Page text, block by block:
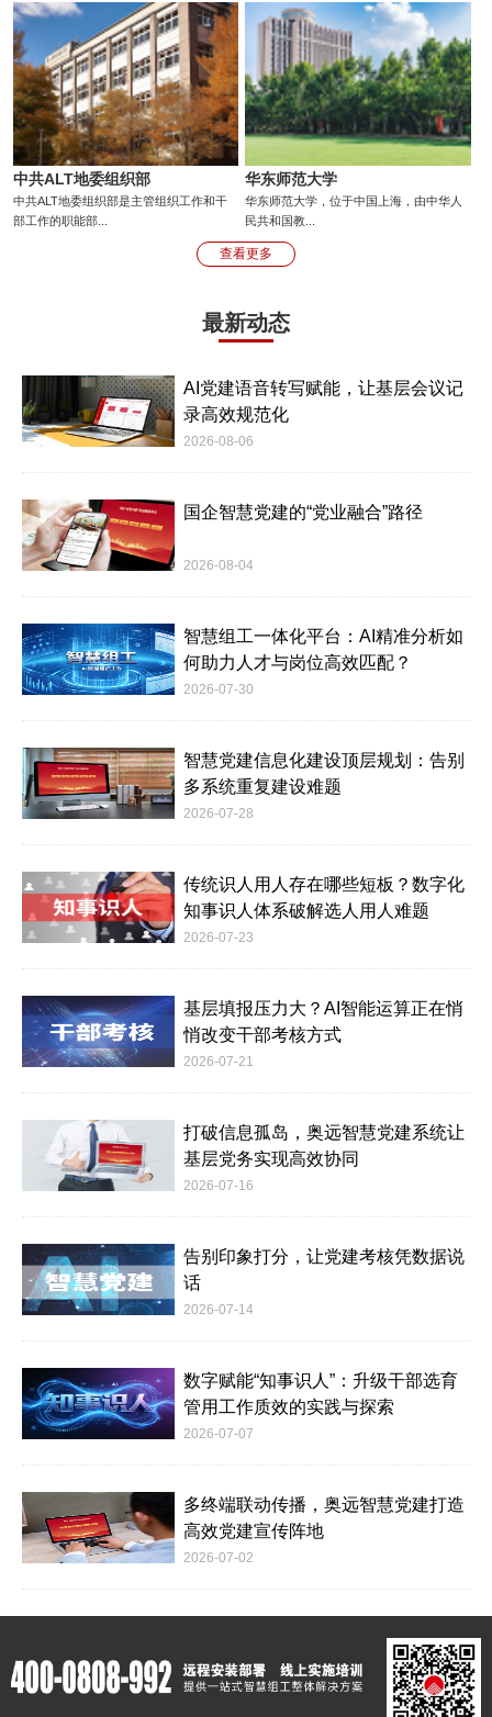
中共ALT地委组织部
中共ALT地委组织部是主管组织工作和干
部工作的职能部...
华东师范大学
华东师范大学，位于中国上海，由中华人
民共和国教...
查看更多
最新动态
AI党建语音转写赋能，让基层会议记
录高效规范化
2026-08-06
国企智慧党建的“党业融合”路径
2026-08-04
智慧组工一体化平台：AI精准分析如
何助力人才与岗位高效匹配？
2026-07-30
智慧党建信息化建设顶层规划：告别
多系统重复建设难题
2026-07-28
传统识人用人存在哪些短板？数字化
知事识人体系破解选人用人难题
2026-07-23
基层填报压力大？AI智能运算正在悄
悄改变干部考核方式
2026-07-21
打破信息孤岛，奥远智慧党建系统让
基层党务实现高效协同
2026-07-16
告别印象打分，让党建考核凭数据说
话
2026-07-14
数字赋能“知事识人”：升级干部选育
管用工作质效的实践与探索
2026-07-07
多终端联动传播，奥远智慧党建打造
高效党建宣传阵地
2026-07-02